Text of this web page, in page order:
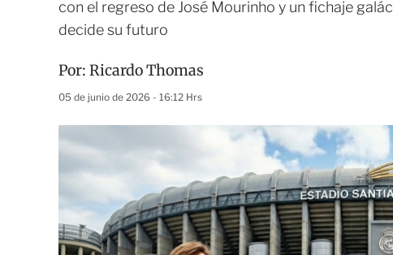
con el regreso de José Mourinho y un fichaje
decide su futuro
Por: Ricardo Thomas
05 de junio de 2026 - 16:12 Hrs